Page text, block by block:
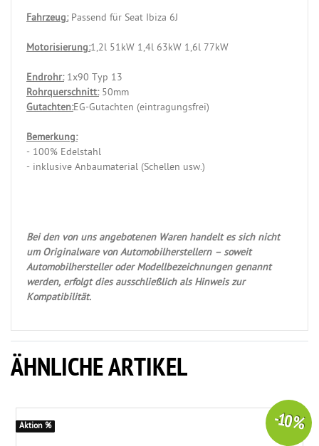
Fahrzeug:Passend für Seat Ibiza 6J
Motorisierung:1,2l 51kW 1,4l 63kW 1,6l 77kW
Endrohr:1x90 Typ 13
Rohrquerschnitt:50mm
Gutachten:EG-Gutachten (eintragungsfrei)
Bemerkung:
- 100% Edelstahl
- inklusive Anbaumaterial (Schellen usw.)
Bei den von uns angebotenen Waren handelt es sich nicht
um Originalware von Automobilherstellern – soweit
Automobilhersteller oder Modellbezeichnungen genannt
werden, erfolgt dies ausschließlich als Hinweis zur
Kompatibilität.
ÄHNLICHE ARTIKEL
-10 %
Aktion %